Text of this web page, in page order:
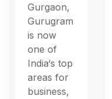
Gurgaon,
Gurugram
is now
one of
India‘s top
areas for
business,